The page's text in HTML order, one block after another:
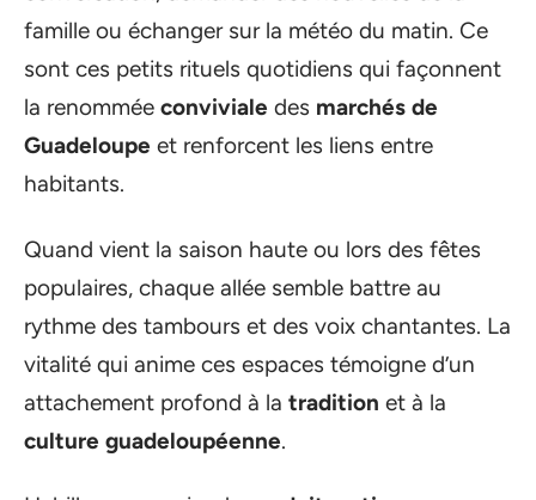
famille ou échanger sur la météo du matin. Ce
sont ces petits rituels quotidiens qui façonnent
la renommée conviviale des marchés de
Guadeloupe et renforcent les liens entre
habitants.
Quand vient la saison haute ou lors des fêtes
populaires, chaque allée semble battre au
rythme des tambours et des voix chantantes. La
vitalité qui anime ces espaces témoigne d’un
attachement profond à la tradition et à la
culture guadeloupéenne.